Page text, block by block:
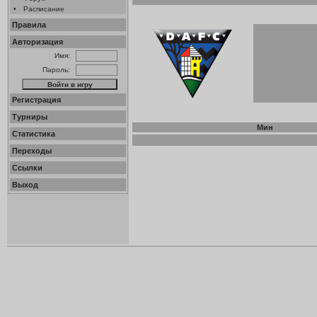
•
Расписание
Правила
Авторизация
Имя:
Пароль:
Регистрация
Турниры
Статистика
Переходы
Ссылки
Выход
Мин